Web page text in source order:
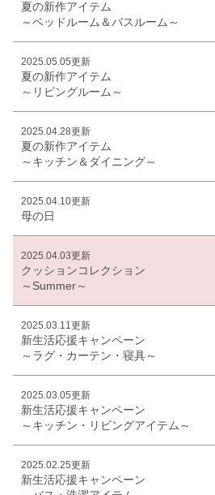
夏の新作アイテム
～ベッドルーム＆バスルーム～
2025.05.05更新
夏の新作アイテム
～リビングルーム～
2025.04.28更新
夏の新作アイテム
～キッチン＆ダイニング～
2025.04.10更新
母の日
2025.04.03更新
クッションコレクション
～Summer～
2025.03.11更新
新生活応援キャンペーン
～ラグ・カーテン・寝具～
2025.03.05更新
新生活応援キャンペーン
～キッチン・リビングアイテム～
2025.02.25更新
新生活応援キャンペーン